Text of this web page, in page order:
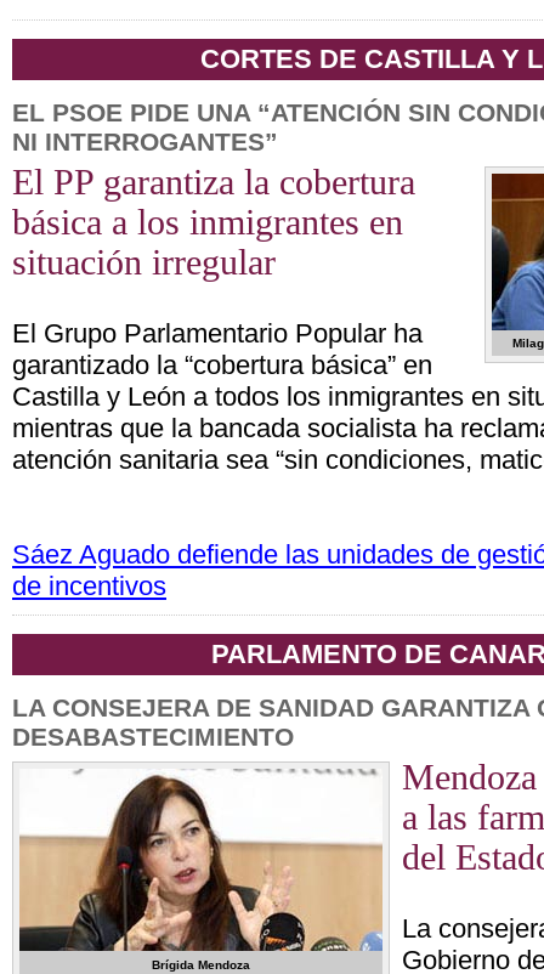
CORTES DE CASTILLA Y
EL PSOE PIDE UNA “ATENCIÓN SIN
NI INTERROGANTES”
El PP garantiza la cobertura
básica a los inmigrantes en
situación irregular
El Grupo Parlamentario Popular ha
garantizado la “cobertura básica” en
Castilla y León a todos los inmigrantes en
mientras que la bancada socialista ha
atención sanitaria sea “sin condiciones,
Sáez Aguado defiende las unidades de
de incentivos
PARLAMENTO DE
LA CONSEJERA DE SANIDAD GARANTIZA
DESABASTECIMIENTO
Brígida Mendoza
a las
del
La
Gobierno